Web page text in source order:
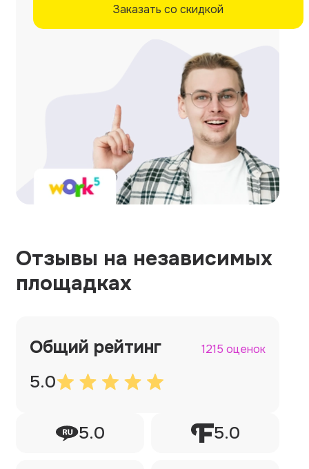
Заказать со скидкой
Отзывы на независимых
площадках
Общий рейтинг 1215 оценок
5.0
5.0 5.0